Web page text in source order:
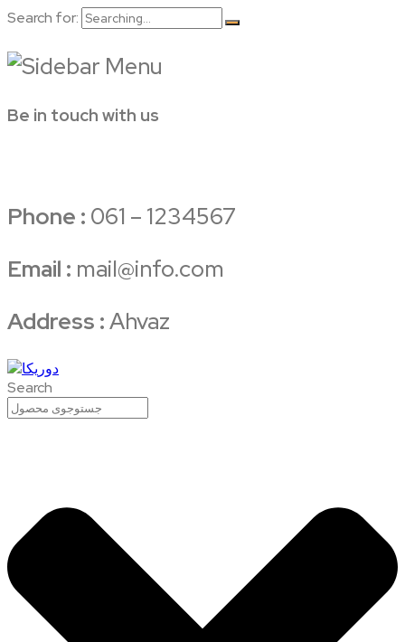
Search for:
Be in touch with us
Phone : 061 – 1234567
Email : mail@info.com
Address :Ahvaz
Search